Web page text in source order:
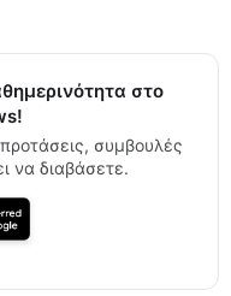
στο
συμβουλές
να διαβάσετε.